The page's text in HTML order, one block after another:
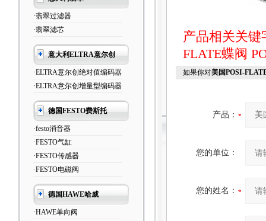
·翡翠过滤器
·翡翠滤芯
意大利ELTRA意尔创
·ELTRA意尔创绝对值编码器
·ELTRA意尔创增量型编码器
德国FESTO费斯托
·festo消音器
·FESTO气缸
·FESTO传感器
·FESTO电磁阀
德国HAWE哈威
·HAWE单向阀
产品相关关
FLATE蝶阀
如果你对美国POSI-
产品：
您的单位：
您的姓名：